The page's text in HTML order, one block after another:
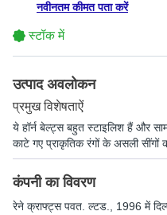
नवीनतम कीमत पता करें
स्टॉक में
उत्पाद अवलोकन
प्रमुख विशेषताऐं
ये हॉर्न बेल्ट्स बहुत स्टाइलिश हैं और
काटे गए प्राकृतिक रंगों के असली सींगों
कंपनी का विवरण
रेने क्राफ्ट्स पवत. ल्टड.
, 1996 में